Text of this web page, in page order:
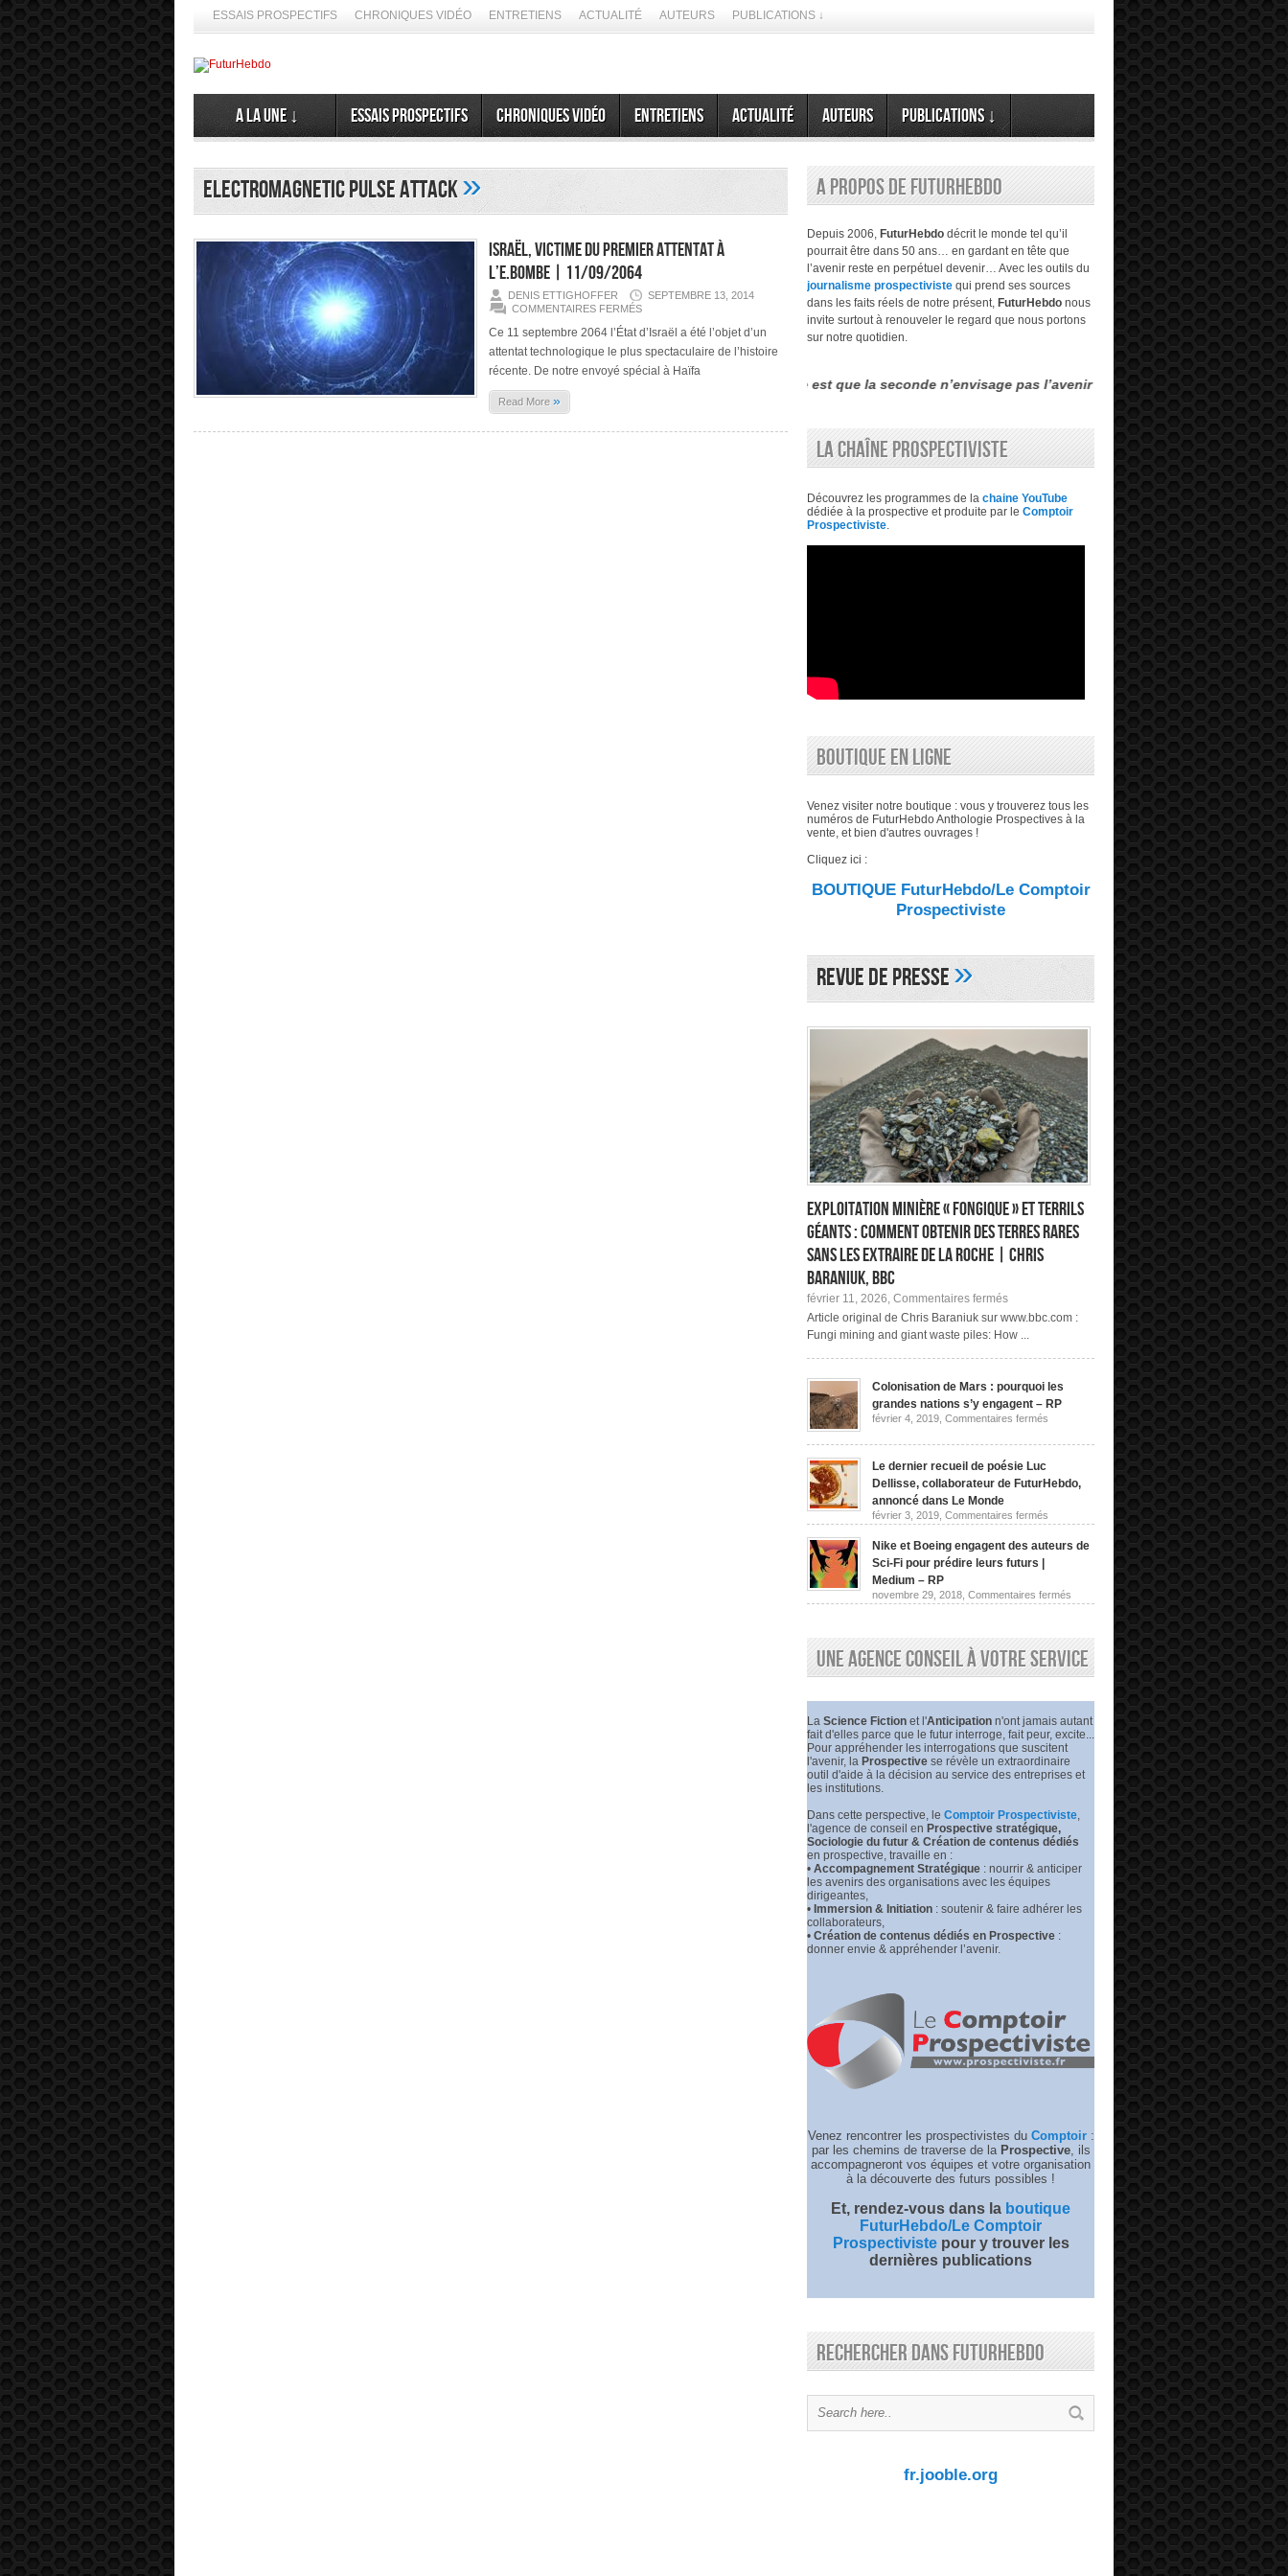
ESSAIS PROSPECTIFS CHRONIQUES VIDÉO ENTRETIENS ACTUALITÉ AUTEURS PUBLICATIONS ↓
A la Une ↓ Essais prospectifs Chroniques vidéo Entretiens Actualité Auteurs Publications ↓
Electromagnetic Pulse Attack»
Israël, victime du premier attentat à
l’e.Bombe | 11/09/2064
DENIS ETTIGHOFFER
SEPTEMBRE 13, 2014
COMMENTAIRES FERMÉSSUR
VICTIME
PREMIER
ATTENTAT
À
Ce 11 septembre 2064 l’État d’Israël a été l’objet d’un
attentat technologique le plus spectaculaire de l’histoire
récente. De notre envoyé spécial à Haïfa
Read More »
A propos de FuturHebdo
Depuis 2006, FuturHebdo décrit le monde tel qu’il
pourrait être dans 50 ans… en gardant en tête que
l’avenir reste en perpétuel devenir… Avec les outils du
journalisme prospectiviste qui prend ses sources
dans les faits réels de notre présent, FuturHebdo nous
invite surtout à renouveler le regard que nous portons
sur notre quotidien.
spéculer ses émergences. Alors, ne nous en privons pas ➦ La différence entre le futurisme et la prospective est que la seconde n’envisage pas l’avenir comme étant évident,
LA CHAÎNE PROSPECTIVISTE
Découvrez les programmes de la chaine YouTube
dédiée à la prospective et produite par le Comptoir
Prospectiviste.
BOUTIQUE EN LIGNE
Venez visiter notre boutique : vous y trouverez tous les
numéros de FuturHebdo Anthologie Prospectives à la
vente, et bien d'autres ouvrages !
Cliquez ici :
BOUTIQUE FuturHebdo/Le Comptoir
Prospectiviste
Revue de Presse»
Exploitation minière « fongique » et terrils
géants : comment obtenir des terres rares
sans les extraire de la roche | Chris
Baraniuk, BBC
février 11, 2026, Commentaires ferméssur
Exploitation
minière
« fongique »
comment
obtenir
des
rares
sans
les
extraire
la
roche
Chris
Baraniuk,
Article original de Chris Baraniuk sur www.bbc.com :
Fungi mining and giant waste piles: How ...
Colonisation de Mars : pourquoi les
grandes nations s’y engagent – RP
février 4, 2019, Commentaires fermés
les
–
Le dernier recueil de poésie Luc
Dellisse, collaborateur de FuturHebdo,
annoncé dans Le Monde
février 3, 2019, Commentaires fermés
Le
recueil
Dellisse,
collaborateur
annoncé
dans
Le
Monde
Nike et Boeing engagent des auteurs de
Sci-Fi pour prédire leurs futurs |
Medium – RP
novembre 29, 2018, Commentaires fermés
Nike
engagent
des
auteurs
de
prédire
leurs
RP
Une agence conseil à votre service
La Science Fiction et l'Anticipation n'ont jamais autant
fait d'elles parce que le futur interroge, fait peur, excite...
Pour appréhender les interrogations que suscitent
l'avenir, la Prospective se révèle un extraordinaire
outil d'aide à la décision au service des entreprises et
les institutions.
Dans cette perspective, l e Comptoir Prospectiviste,
l'agence de conseil en Prospective stratégique,
Sociologie du futur & Création de contenus dédiés
en prospective, travaille en :
• Accompagnement Stratégique : nourrir & anticiper
les avenirs des organisations avec les équipes
dirigeantes,
• Immersion & Initiation : soutenir & faire adhérer les
collaborateurs,
• Création de contenus dédiés en Prospective :
donner envie & appréhender l’avenir.
Venez rencontrer les prospectivistes du Comptoir :
par les chemins de traverse de la Prospective, ils
accompagneront vos équipes et votre organisation
à la découverte des futurs possibles !
Et, rendez-vous dans la boutique
FuturHebdo/Le Comptoir
Prospectivistepour y trouver les
dernières publications
Rechercher dans FuturHebdo
fr.jooble.org